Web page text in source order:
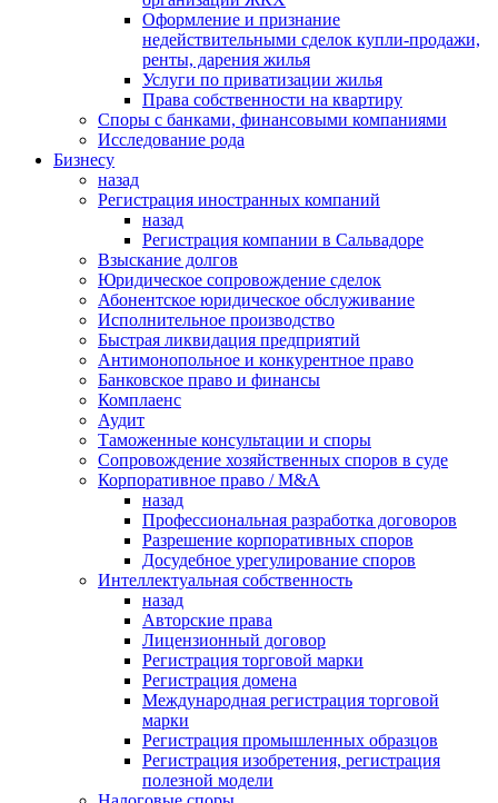
Оформление и признание
недействительными сделок купли-продажи,
ренты, дарения жилья
Услуги по приватизации жилья
Права собственности на квартиру
Cпоры с банками, финансовыми компаниями
Исследование рода
Бизнесу
назад
Регистрация иностранных компаний
назад
Регистрация компании в Сальвадоре
Взыскание долгов
Юридическое сопровождение сделок
Абонентское юридическое обслуживание
Исполнительное производство
Быстрая ликвидация предприятий
Антимонопольное и конкурентное право
Банковское право и финансы
Комплаенс
Аудит
Таможенные консультации и споры
Сопровождение хозяйственных споров в суде
Корпоративное право / M&A
назад
Профессиональная разработка договоров
Разрешение корпоративных споров
Досудебное урегулирование споров
Интеллектуальная собственность
назад
Авторские права
Лицензионный договор
Регистрация торговой марки
Регистрация домена
Международная регистрация торговой
марки
Регистрация промышленных образцов
Регистрация изобретения, регистрация
полезной модели